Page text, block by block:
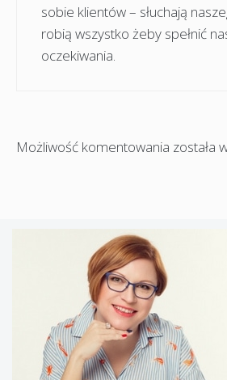
sobie klientów – słuchają
robią wszystko żeby spełnić
oczekiwania.
Możliwość komentowania została